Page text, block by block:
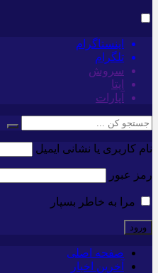
اینستاگرام
تلگرام
سروش
ایتا
آپارات
نام کاربری یا نشانی ایمیل
رمز عبور
مرا به خاطر بسپار
صفحه اصلی
آخرین اخبار